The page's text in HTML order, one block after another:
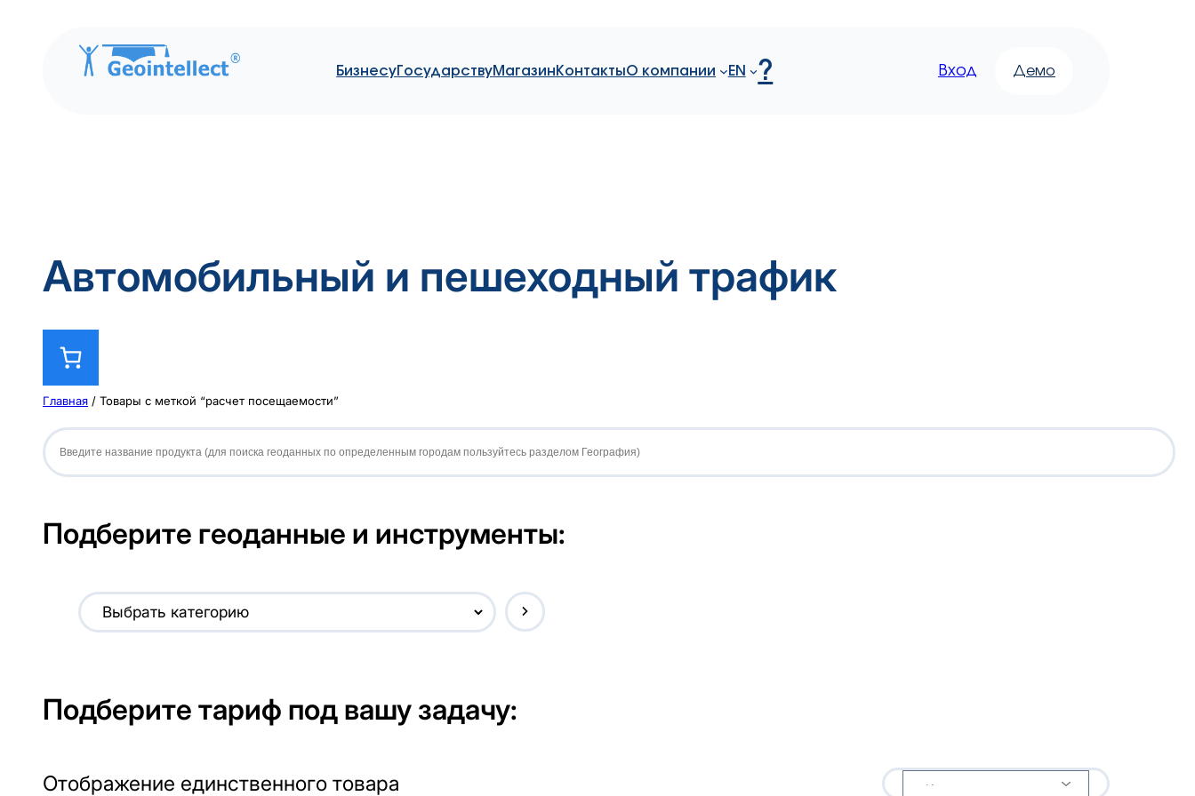
БизнесуГосударствуМагазинКонтактыО компании EN ? Вход Демо
Автомобильный и пешеходный трафик
Главная / Товары с меткой “расчет посещаемости”
Подберите геоданные и инструменты:
В
ы
р
а
ь
Подберите тариф под вашу задачу:
Отображение единственного товара